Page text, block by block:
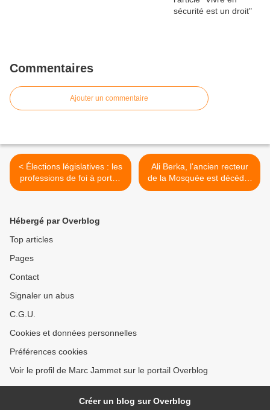
Commentaires
Ajouter un commentaire
< Élections législatives : les
professions de foi à portée
de clic
Ali Berka, l'ancien recteur
de la Mosquée est décédé.
Toutes mes condoléances >
Hébergé par Overblog
Top articles
Pages
Contact
Signaler un abus
C.G.U.
Cookies et données personnelles
Préférences cookies
Voir le profil de Marc Jammet sur le portail Overblog
Créer un blog sur Overblog